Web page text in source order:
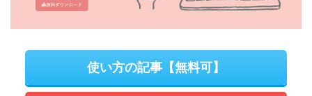
使い方の記事【無料可】